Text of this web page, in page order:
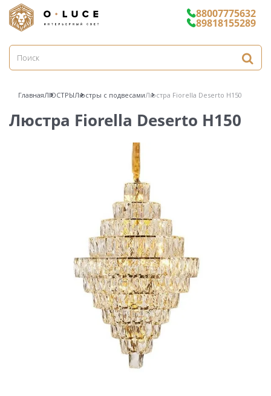
88007775632
89818155289
ГлавнаяЛЮСТРЫЛюстры с подвесамиЛюстра Fiorella Deserto H150
Люстра Fiorella Deserto H150